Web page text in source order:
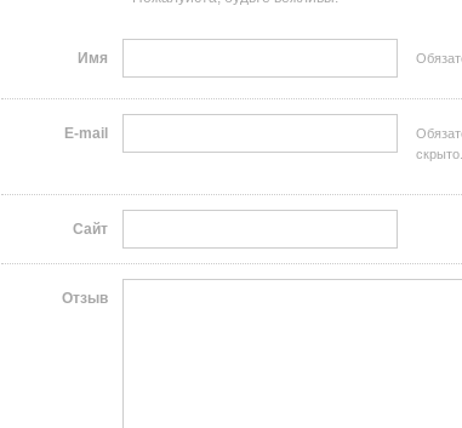
Имя
E-mail
скрыто.
Сайт
Отзыв